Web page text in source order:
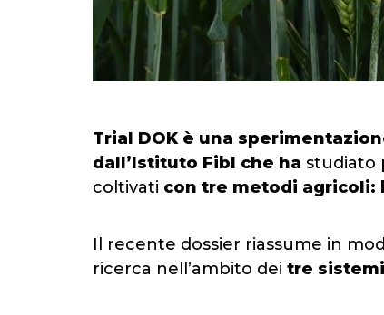
Trial DOK è una
dall’Istituto Fibl che ha studiato
coltivati con tre metodi agricoli:
Il recente dossier riassume in
ricerca nell’ambito dei tre